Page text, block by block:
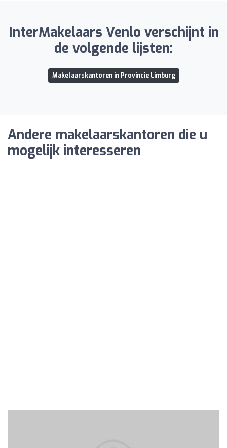
InterMakelaars Venlo verschijnt in
de volgende lijsten:
Makelaarskantoren in Provincie Limburg
Andere makelaarskantoren die u
mogelijk interesseren